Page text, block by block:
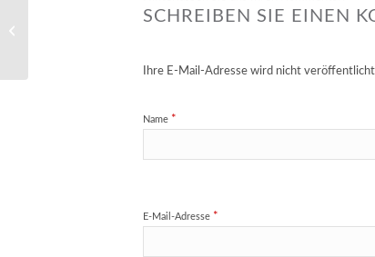
SCHREIBEN SIE EINEN
Ihre E-Mail-Adresse wird nicht
Name *
E-Mail-Adresse *